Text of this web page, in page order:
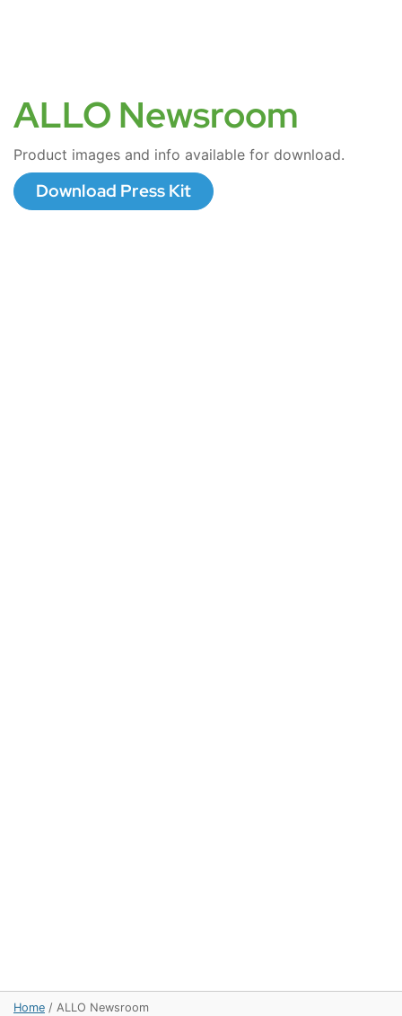
ALLO Newsroom
Product images and info available for download.
Download Press Kit
Home / ALLO Newsroom